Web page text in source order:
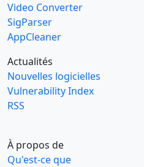
Video Converter
SigParser
AppCleaner
Actualités
Nouvelles logicielles
Vulnerability Index
RSS
À propos de
Qu'est-ce que